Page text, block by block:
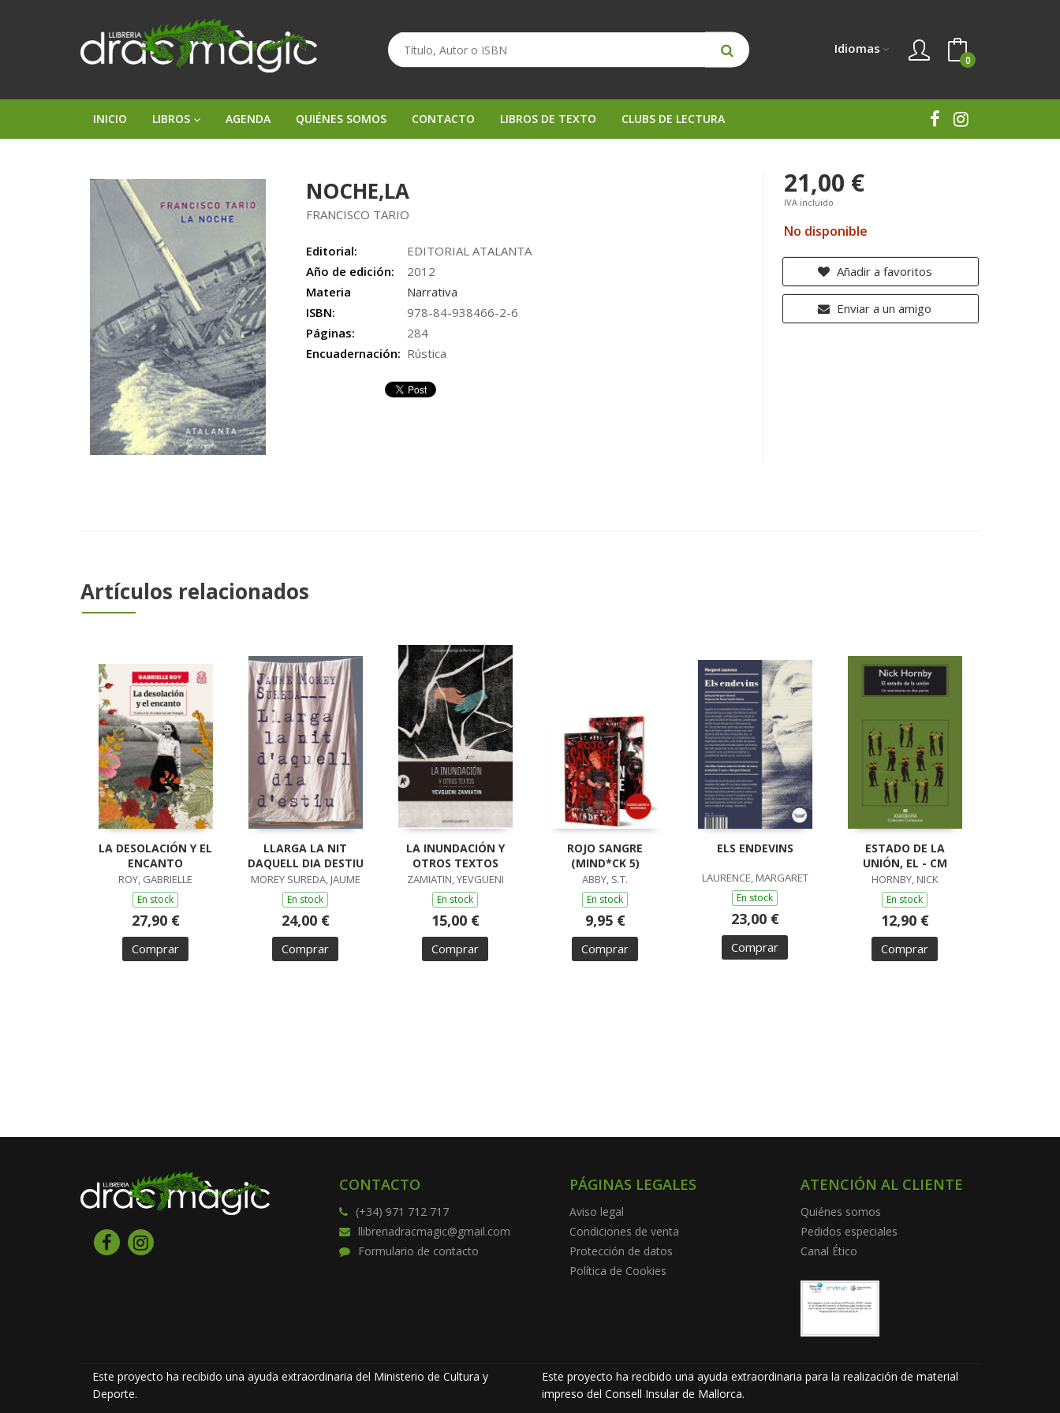
Idiomas
0
INICIO LIBROS AGENDA QUIÉNES SOMOS CONTACTO LIBROS DE TEXTO CLUBS DE LECTURA
NOCHE,LA
FRANCISCO TARIO
Editorial:
EDITORIAL ATALANTA
Año de edición:
2012
Materia
Narrativa
ISBN:
978-84-938466-2-6
Páginas:
284
Encuadernación: Rústica
21,00 €
IVA incluido
No disponible
Añadir a favoritos
Enviar a un amigo
Artículos relacionados
LA DESOLACIÓN Y EL
ENCANTO
ROY, GABRIELLE
En stock
27,90 €
Comprar
LLARGA LA NIT
DAQUELL DIA DESTIU
MOREY SUREDA, JAUME
En stock
24,00 €
Comprar
LA INUNDACIÓN Y
OTROS TEXTOS
ZAMIATIN, YEVGUENI
En stock
15,00 €
Comprar
ROJO SANGRE
(MIND*CK 5)
ABBY, S.T.
En stock
9,95 €
Comprar
ELS ENDEVINS
LAURENCE, MARGARET
En stock
23,00 €
Comprar
ESTADO DE LA
UNIÓN, EL - CM
HORNBY, NICK
En stock
12,90 €
Comprar
CONTACTO
(+34) 971 712 717
llibreriadracmagic@gmail.com
Formulario de contacto
PÁGINAS LEGALES
Aviso legal
Condiciones de venta
Protección de datos
Política de Cookies
ATENCIÓN AL CLIENTE
Quiénes somos
Pedidos especiales
Canal Ético
Este proyecto ha recibido una ayuda extraordinaria del Ministerio de Cultura y
Deporte.
Este proyecto ha recibido una ayuda extraordinaria para la realización de material
impreso del Consell Insular de Mallorca.